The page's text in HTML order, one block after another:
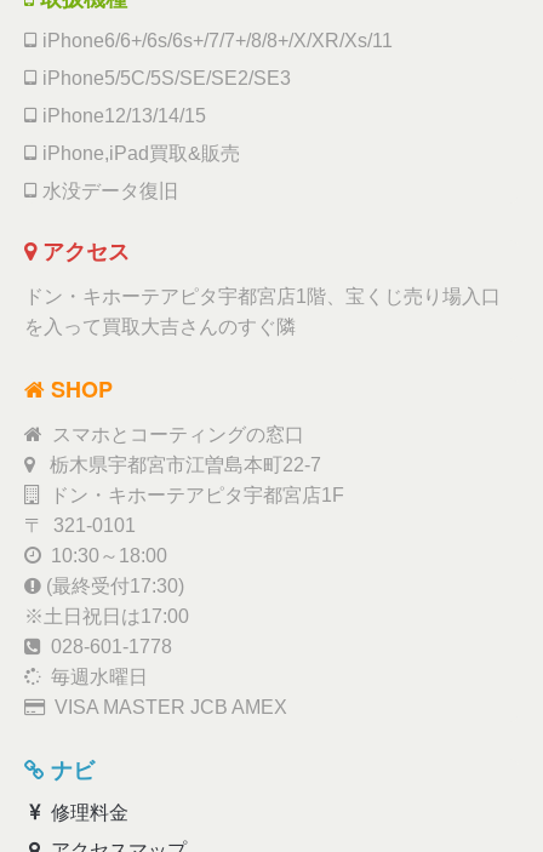
iPhone6/6+/6s/6s+/7/7+/8/8+/X/XR/Xs/11
iPhone5/5C/5S/SE/SE2/SE3
iPhone12/13/14/15
iPhone,iPad買取&販売
水没データ復旧
アクセス
ドン・キホーテアピタ宇都宮店1階、宝くじ売り場入口
を入って買取大吉さんのすぐ隣
SHOP
スマホとコーティングの窓口
栃木県宇都宮市江曽島本町22-7
ドン・キホーテアピタ宇都宮店1F
〒 321-0101
10:30～18:00
(最終受付17:30)
※土日祝日は17:00
028-601-1778
毎週水曜日
VISA MASTER JCB AMEX
ナビ
修理料金